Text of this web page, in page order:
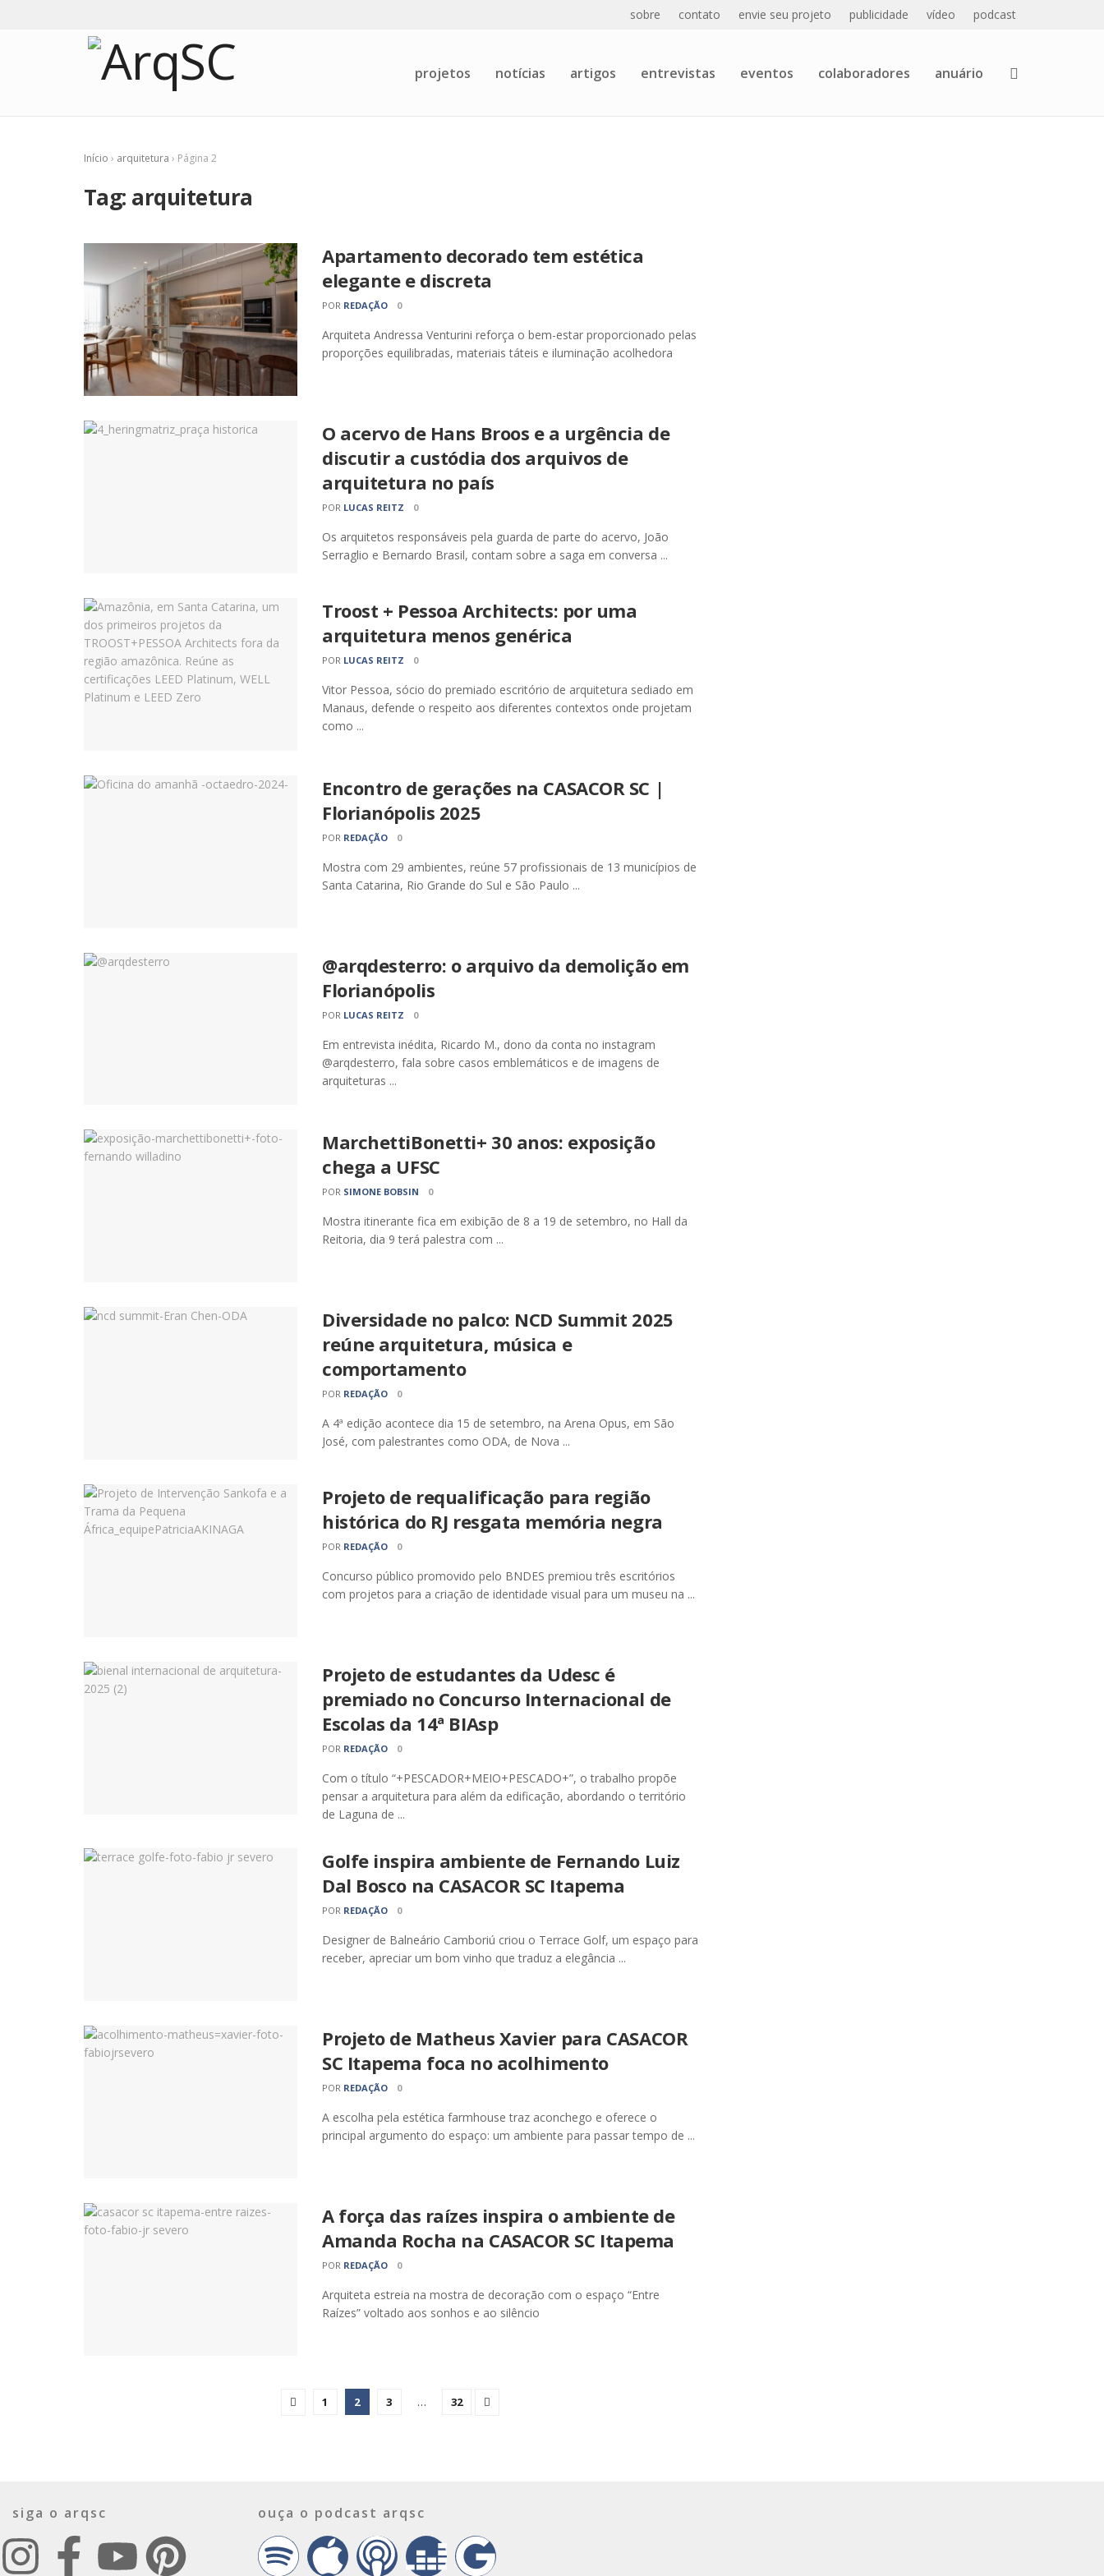
sobre contato envie seu projeto publicidade vídeo podcast
projetos notícias artigos entrevistas eventos colaboradores anuário
Início › arquitetura › Página 2
Tag: arquitetura
Apartamento decorado tem estética
elegante e discreta
POR REDAÇÃO 0
Arquiteta Andressa Venturini reforça o bem-estar proporcionado pelas
proporções equilibradas, materiais táteis e iluminação acolhedora
O acervo de Hans Broos e a urgência de
discutir a custódia dos arquivos de
arquitetura no país
POR LUCAS REITZ 0
Os arquitetos responsáveis pela guarda de parte do acervo, João
Serraglio e Bernardo Brasil, contam sobre a saga em conversa ...
Troost + Pessoa Architects: por uma
arquitetura menos genérica
POR LUCAS REITZ 0
Vitor Pessoa, sócio do premiado escritório de arquitetura sediado em
Manaus, defende o respeito aos diferentes contextos onde projetam
como ...
Encontro de gerações na CASACOR SC |
Florianópolis 2025
POR REDAÇÃO 0
Mostra com 29 ambientes, reúne 57 profissionais de 13 municípios de
Santa Catarina, Rio Grande do Sul e São Paulo ...
@arqdesterro: o arquivo da demolição em
Florianópolis
POR LUCAS REITZ 0
Em entrevista inédita, Ricardo M., dono da conta no instagram
@arqdesterro, fala sobre casos emblemáticos e de imagens de
arquiteturas ...
MarchettiBonetti+ 30 anos: exposição
chega a UFSC
POR SIMONE BOBSIN 0
Mostra itinerante fica em exibição de 8 a 19 de setembro, no Hall da
Reitoria, dia 9 terá palestra com ...
Diversidade no palco: NCD Summit 2025
reúne arquitetura, música e
comportamento
POR REDAÇÃO 0
A 4ª edição acontece dia 15 de setembro, na Arena Opus, em São
José, com palestrantes como ODA, de Nova ...
Projeto de requalificação para região
histórica do RJ resgata memória negra
POR REDAÇÃO 0
Concurso público promovido pelo BNDES premiou três escritórios
com projetos para a criação de identidade visual para um museu na ...
Projeto de estudantes da Udesc é
premiado no Concurso Internacional de
Escolas da 14ª BIAsp
POR REDAÇÃO 0
Com o título “+PESCADOR+MEIO+PESCADO+”, o trabalho propõe
pensar a arquitetura para além da edificação, abordando o território
de Laguna de ...
Golfe inspira ambiente de Fernando Luiz
Dal Bosco na CASACOR SC Itapema
POR REDAÇÃO 0
Designer de Balneário Camboriú criou o Terrace Golf, um espaço para
receber, apreciar um bom vinho que traduz a elegância ...
Projeto de Matheus Xavier para CASACOR
SC Itapema foca no acolhimento
POR REDAÇÃO 0
A escolha pela estética farmhouse traz aconchego e oferece o
principal argumento do espaço: um ambiente para passar tempo de ...
A força das raízes inspira o ambiente de
Amanda Rocha na CASACOR SC Itapema
POR REDAÇÃO 0
Arquiteta estreia na mostra de decoração com o espaço “Entre
Raízes” voltado aos sonhos e ao silêncio
1 2 3 … 32
siga o arqsc ouça o podcast arqsc